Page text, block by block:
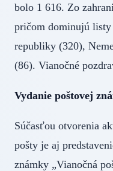
bolo 1 616. Zo
pričom dominujú listy
republiky (320),
(86). Vianočné
Vydanie poštovej
Súčasťou otvorenia
pošty je aj
známky „Vianočná